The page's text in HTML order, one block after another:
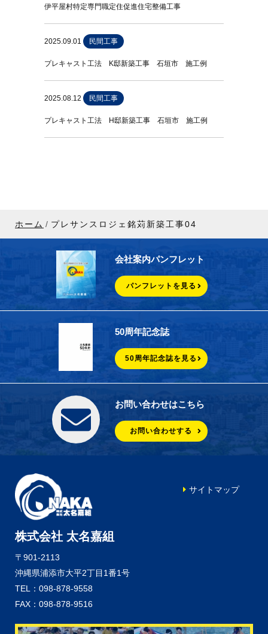
伊平屋村特定専門職定住促進住宅整備工事
2025.09.01 民間工事
プレキャスト工法 K邸新築工事 石垣市 施工例
2025.08.12 民間工事
プレキャスト工法 H邸新築工事 石垣市 施工例
ホーム プレサンスロジェ銘苅新築工事04
会社案内パンフレット
パンフレットを見る
50周年記念誌
50周年記念誌を見る
お問い合わせはこちら
お問い合わせする
株式会社 太名嘉組
〒901-2113
沖縄県浦添市大平2丁目1番1号
TEL：098-878-9558
FAX：098-878-9516
サイトマップ